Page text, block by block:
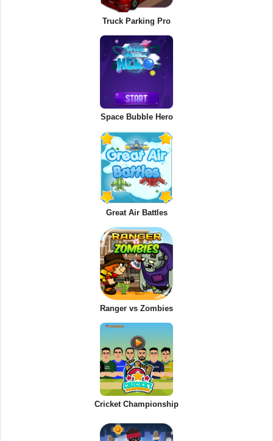
Truck Parking Pro
Space Bubble Hero
Great Air Battles
Ranger vs Zombies
Cricket Championship